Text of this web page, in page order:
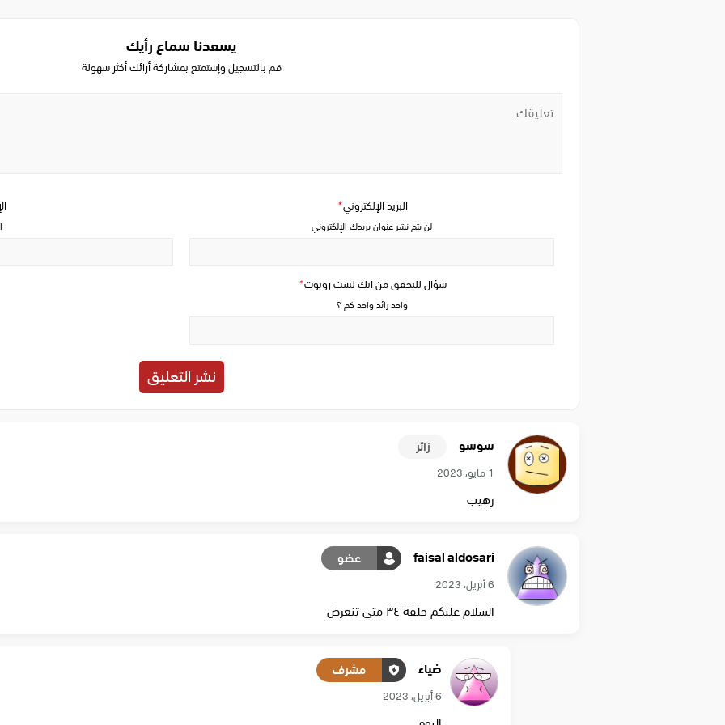
يسعدنا سماع رأيك
قم بالتسجيل وإستمتع بمشاركة أرائك أكثر سهولة
سؤال للتحقق من انك لست روبوت*
واحد زائد واحد كم ؟
البريد الإلكتروني*
لن يتم نشر عنوان بريدك الإلكتروني
سوسو زائر
1 مايو، 2023
رهيب
faisal aldosari عضو
6 أبريل، 2023
السلام عليكم حلقة ٣٤ متى تنعرض
ضياء مشرف
6 أبريل، 2023